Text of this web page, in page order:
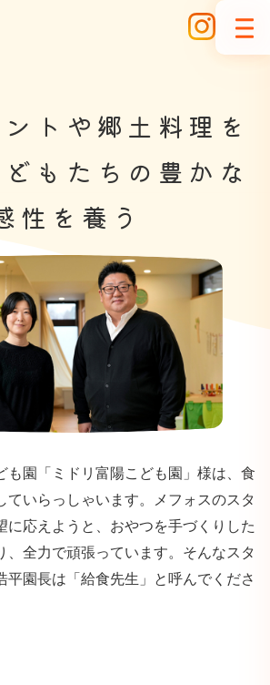
ン ト や 郷 土 料 理 を
ど も た ち の 豊 か な
性 を 養 う
も園「ミドリ富陽こども園」様は、食
ていらっしゃいます。メフォスのスタ
に応えようと、おやつを手づくりした
、全力で頑張っています。そんなスタ
平園長は「給食先生」と呼んでくださ